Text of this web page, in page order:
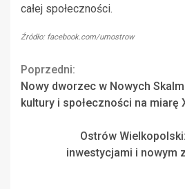
całej społeczności.
Źródło: facebook.com/umostrow
Continue
Reading
Poprzedni:
Nowy dworzec w Nowych
kultury i społeczności na miarę
Ostrów
inwestycjami i nowym